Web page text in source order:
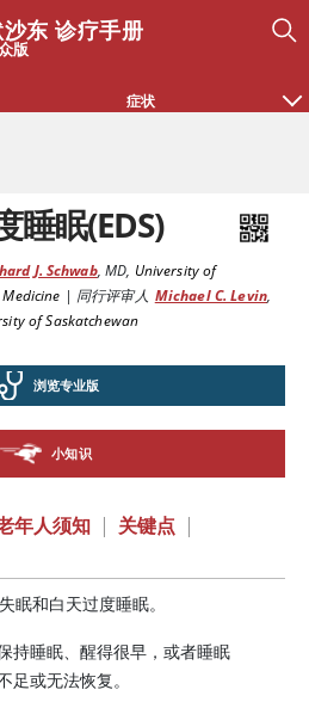
东 诊疗手册
版
症状
睡眠(EDS)
J. Schwab,MD, University of
| 同行评审人 Michael C. Levin,
of Saskatchewan
浏览专业版
小知识
年人须知 | 关键点 |
眠和白天过度睡眠。
持睡眠、醒得很早，或者睡眠
足或无法恢复。